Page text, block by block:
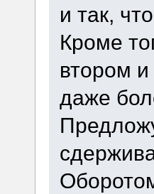
и так,
Кроме
втором
даже